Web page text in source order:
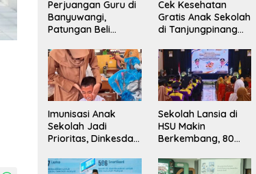
Perjuangan Guru di
Banyuwangi,
Patungan Beli
Menarik Minat Siswa
ke SD Negeri
Cek Kesehatan
Gratis Anak Sekolah
di Tanjungpinang
Siswa
Imunisasi Anak
Sekolah Jadi
Prioritas, Dinkesda
Monitoring BIAS
Sekolah Lansia di
HSU Makin
Berkembang, 80
Wisuda Tahun Ini